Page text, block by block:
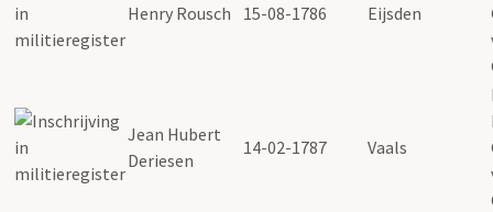
Henry Rousch 15-08-1786 Eijsden
Jean Hubert
Deriesen
14-02-1787 Vaals